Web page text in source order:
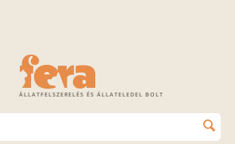
ÁLLATFELSZERELÉS ÉS ÁLLATELEDEL BOLT